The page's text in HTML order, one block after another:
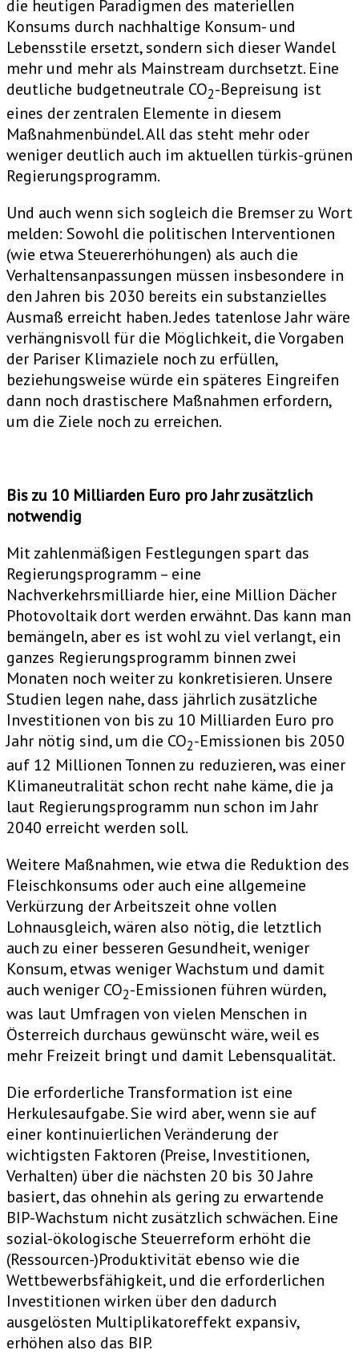
die heutigen Paradigmen des materiellen
Konsums durch nachhaltige Konsum- und
Lebensstile ersetzt, sondern sich dieser Wandel
mehr und mehr als Mainstream durchsetzt. Eine
deutliche budgetneutrale CO2-Bepreisung ist
eines der zentralen Elemente in diesem
Maßnahmenbündel. All das steht mehr oder
weniger deutlich auch im aktuellen türkis-grünen
Regierungsprogramm.
Und auch wenn sich sogleich die Bremser zu Wort
melden: Sowohl die politischen Interventionen
(wie etwa Steuererhöhungen) als auch die
Verhaltensanpassungen müssen insbesondere in
den Jahren bis 2030 bereits ein substanzielles
Ausmaß erreicht haben. Jedes tatenlose Jahr wäre
verhängnisvoll für die Möglichkeit, die Vorgaben
der Pariser Klimaziele noch zu erfüllen,
beziehungsweise würde ein späteres Eingreifen
dann noch drastischere Maßnahmen erfordern,
um die Ziele noch zu erreichen.
Bis zu 10 Milliarden Euro pro Jahr zusätzlich
notwendig
Mit zahlenmäßigen Festlegungen spart das
Regierungsprogramm – eine
Nachverkehrsmilliarde hier, eine Million Dächer
Photovoltaik dort werden erwähnt. Das kann man
bemängeln, aber es ist wohl zu viel verlangt, ein
ganzes Regierungsprogramm binnen zwei
Monaten noch weiter zu konkretisieren. Unsere
Studien legen nahe, dass jährlich zusätzliche
Investitionen von bis zu 10 Milliarden Euro pro
Jahr nötig sind, um die CO2-Emissionen bis 2050
auf 12 Millionen Tonnen zu reduzieren, was einer
Klimaneutralität schon recht nahe käme, die ja
laut Regierungsprogramm nun schon im Jahr
2040 erreicht werden soll.
Weitere Maßnahmen, wie etwa die Reduktion des
Fleischkonsums oder auch eine allgemeine
Verkürzung der Arbeitszeit ohne vollen
Lohnausgleich, wären also nötig, die letztlich
auch zu einer besseren Gesundheit, weniger
Konsum, etwas weniger Wachstum und damit
auch weniger CO2-Emissionen führen würden,
was laut Umfragen von vielen Menschen in
Österreich durchaus gewünscht wäre, weil es
mehr Freizeit bringt und damit Lebensqualität.
Die erforderliche Transformation ist eine
Herkulesaufgabe. Sie wird aber, wenn sie auf
einer kontinuierlichen Veränderung der
wichtigsten Faktoren (Preise, Investitionen,
Verhalten) über die nächsten 20 bis 30 Jahre
basiert, das ohnehin als gering zu erwartende
BIP-Wachstum nicht zusätzlich schwächen. Eine
sozial-ökologische Steuerreform erhöht die
(Ressourcen-)Produktivität ebenso wie die
Wettbewerbsfähigkeit, und die erforderlichen
Investitionen wirken über den dadurch
ausgelösten Multiplikatoreffekt expansiv,
erhöhen also das BIP.